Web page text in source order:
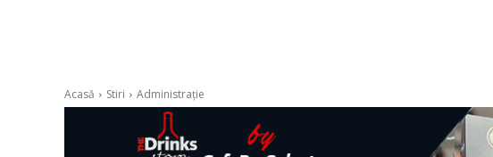
Acasă Stiri Administrație